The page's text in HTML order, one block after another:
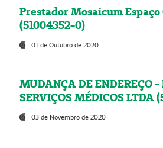
Prestador Mosaicum
(51004352-0)
01 de Outubro de 2020
MUDANÇA DE ENDEREÇO
SERVIÇOS MÉDICOS LTDA
03 de Novembro de 2020